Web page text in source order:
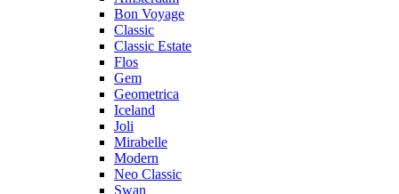
Bon Voyage
Classic
Classic Estate
Flos
Gem
Geometrica
Iceland
Joli
Mirabelle
Modern
Neo Classic
Swan